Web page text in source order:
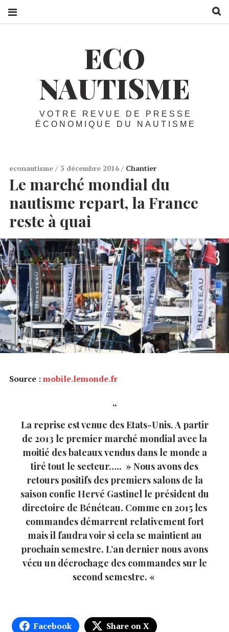
ECO
NAUTISME
VOTRE REVUE DE PRESSE
ÉCONOMIQUE DU NAUTISME
econautisme 3 décembre 2016 Chantier
Le marché mondial du
nautisme repart, la France
reste à quai
Source :mobile.lemonde.fr
La reprise est venue des Etats-Unis. A partir
de 2013 le premier marché mondial avec la
moitié des bateaux vendus dans le monde a
tiré tout le secteur….. » Nous avons des
retours positifs des premiers salons de la
saison confie Hervé Gastinel le président du
directoire de Bénéteau. Comme en 2015 les
commandes démarrent relativement fort
mais il faudra voir si cela se maintient au
prochain semestre. L’an dernier nous avons
vécu un décrochage des commandes sur le
second semestre. «
Facebook Share on X